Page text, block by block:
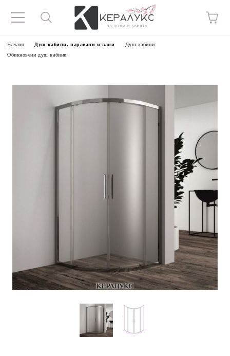
Начало Душ кабини, паравани и вани
Душ кабини
Обикновени душ кабини